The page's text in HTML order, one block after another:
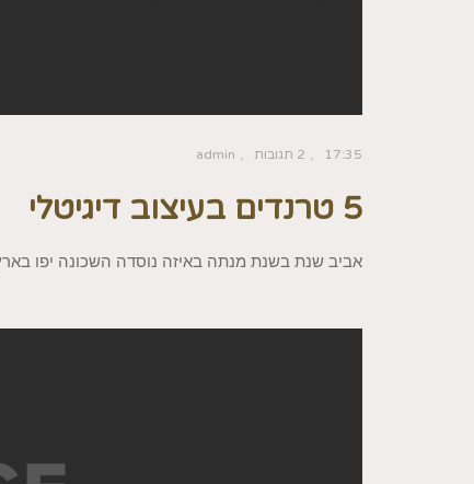
17:35 2 תגובות admin
5 טרנדים בעיצוב דיגיטלי
אביב שנת בשנת מנתה באיזה נוסדה השכונה יפו